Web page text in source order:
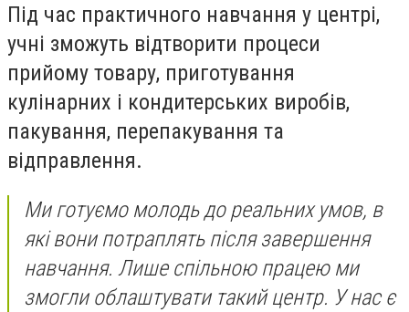
Під час практичного навчання у центрі,
учні зможуть відтворити процеси
прийому товару, приготування
кулінарних і кондитерських виробів,
пакування, перепакування та
відправлення.
Ми готуємо молодь до реальних умов, в
які вони потраплять після завершення
навчання. Лише спільною працею ми
змогли облаштувати такий центр. У нас є